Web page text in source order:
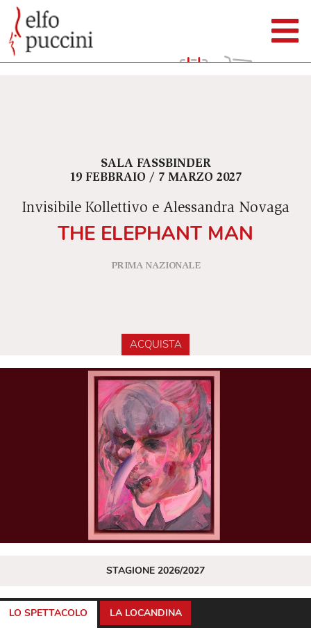
SALA FASSBINDER
19 FEBBRAIO / 7 MARZO 2027
Invisibile Kollettivo e Alessandra Novaga
THE ELEPHANT MAN
PRIMA NAZIONALE
ACQUISTA
STAGIONE 2026/2027
LO SPETTACOLO LA LOCANDINA